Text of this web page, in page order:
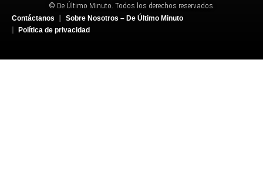
© De Último Minuto. Todos los derechos reservados.
Contáctanos
Sobre Nosotros – De Último Minuto
Política de privacidad